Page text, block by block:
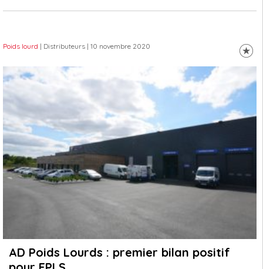
Poids lourd | Distributeurs | 10 novembre 2020
AD Poids Lourds : premier bilan positif